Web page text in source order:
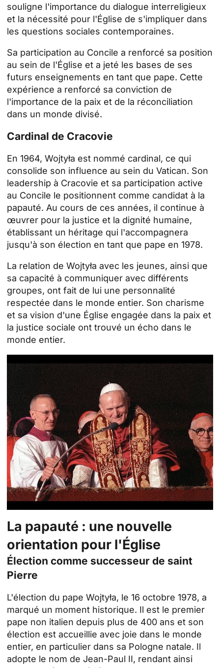
souligne l'importance du dialogue interreligieux
et la nécessité pour l'Église de s'impliquer dans
les questions sociales contemporaines.
Sa participation au Concile a renforcé sa position
au sein de l'Église et a jeté les bases de ses
futurs enseignements en tant que pape. Cette
expérience a renforcé sa conviction de
l'importance de la paix et de la réconciliation
dans un monde divisé.
Cardinal de Cracovie
En 1964, Wojtyła est nommé cardinal, ce qui
consolide son influence au sein du Vatican. Son
leadership à Cracovie et sa participation active
au Concile le positionnent comme candidat à la
papauté. Au cours de ces années, il continue à
œuvrer pour la justice et la dignité humaine,
établissant un héritage qui l'accompagnera
jusqu'à son élection en tant que pape en 1978.
La relation de Wojtyła avec les jeunes, ainsi que
sa capacité à communiquer avec différents
groupes, ont fait de lui une personnalité
respectée dans le monde entier. Son charisme
et sa vision d'une Église engagée dans la paix et
la justice sociale ont trouvé un écho dans le
monde entier.
La papauté : une nouvelle
orientation pour l'Église
Élection comme successeur de saint
Pierre
L'élection du pape Wojtyła, le 16 octobre 1978, a
marqué un moment historique. Il est le premier
pape non italien depuis plus de 400 ans et son
élection est accueillie avec joie dans le monde
entier, en particulier dans sa Pologne natale. Il
adopte le nom de Jean-Paul II, rendant ainsi